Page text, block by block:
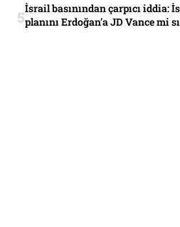
İsrail basınından çarpıcı iddia:
planını Erdoğan’a JD Vance mi